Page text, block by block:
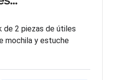
de 2 piezas de útiles
mochila y estuche